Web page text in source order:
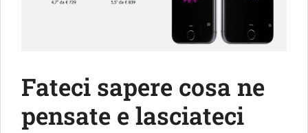
Fateci sapere cosa ne
pensate e lasciateci